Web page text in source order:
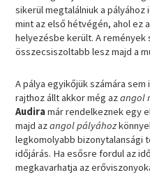
sikerül megtalálniuk a
mint az első hétvégén, ahol ez
helyezésbe került. A remények
összecsiszoltabb lesz majd a
A pálya egyikőjük számára sem
rajthoz állt akkor még azangol
Audiramár rendelkeznek egy
majd azangol pályához
legkomolyabb bizonytalansági
időjárás. Ha esősre fordul az
megkavarhatja az